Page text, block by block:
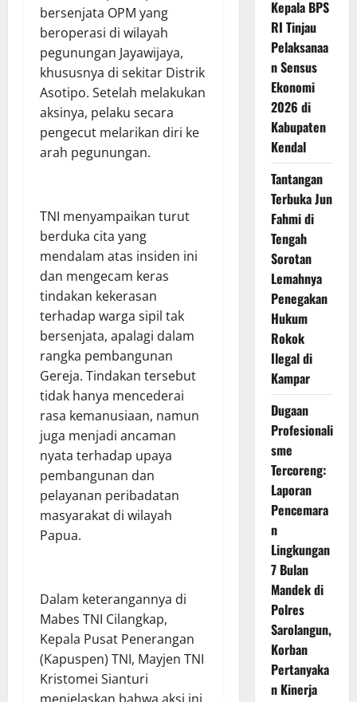
bersenjata OPM yang
beroperasi di wilayah
pegunungan Jayawijaya,
khususnya di sekitar Distrik
Asotipo. Setelah melakukan
aksinya, pelaku secara
pengecut melarikan diri ke
arah pegunungan.
TNI menyampaikan turut
berduka cita yang
mendalam atas insiden ini
dan mengecam keras
tindakan kekerasan
terhadap warga sipil tak
bersenjata, apalagi dalam
rangka pembangunan
Gereja. Tindakan tersebut
tidak hanya mencederai
rasa kemanusiaan, namun
juga menjadi ancaman
nyata terhadap upaya
pembangunan dan
pelayanan peribadatan
masyarakat di wilayah
Papua.
Dalam keterangannya di
Mabes TNI Cilangkap,
Kepala Pusat Penerangan
(Kapuspen) TNI, Mayjen TNI
Kristomei Sianturi
Kepala BPS
RI Tinjau
Pelaksanaa
n Sensus
Ekonomi
2026 di
Kabupaten
Kendal
Tantangan
Terbuka Jun
Fahmi di
Tengah
Sorotan
Lemahnya
Penegakan
Hukum
Rokok
Ilegal di
Kampar
Dugaan
Profesionali
sme
Tercoreng:
Laporan
Pencemara
n
Lingkungan
7 Bulan
Mandek di
Polres
Sarolangun,
Korban
Pertanyaka
n Kinerja